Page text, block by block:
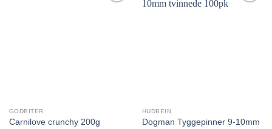
GODBITER
Carnilove crunchy 200g
HUDBEIN
Dogman Tyggepinner 9-10mm